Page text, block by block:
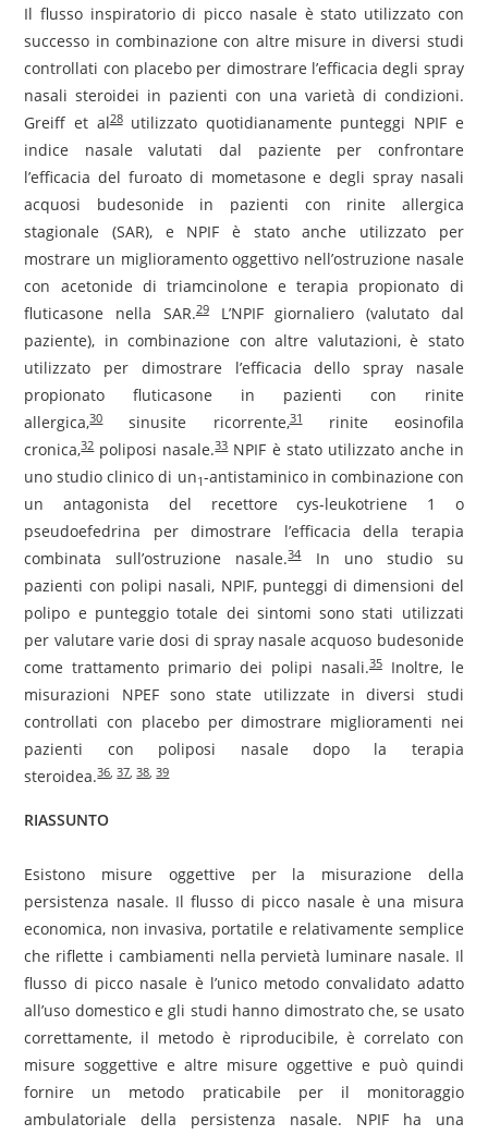
Il flusso inspiratorio di picco nasale è stato utilizzato con
successo in combinazione con altre misure in diversi studi
controllati con placebo per dimostrare l’efficacia degli spray
nasali steroidei in pazienti con una varietà di condizioni.
Greiff et al28utilizzato quotidianamente punteggi NPIF e
indice nasale valutati dal paziente per confrontare
l’efficacia del furoato di mometasone e degli spray nasali
acquosi budesonide in pazienti con rinite allergica
stagionale (SAR), e NPIF è stato anche utilizzato per
mostrare un miglioramento oggettivo nell’ostruzione nasale
con acetonide di triamcinolone e terapia propionato di
fluticasone nella SAR.29L’NPIF giornaliero (valutato dal
paziente), in combinazione con altre valutazioni, è stato
utilizzato per dimostrare l’efficacia dello spray nasale
propionato fluticasone in pazienti con rinite
allergica,30sinusite ricorrente,31rinite eosinofila
cronica,32poliposi nasale.33NPIF è stato utilizzato anche in
uno studio clinico di un1-antistaminico in combinazione con
un antagonista del recettore cys-leukotriene 1 o
pseudoefedrina per dimostrare l’efficacia della terapia
combinata sull’ostruzione nasale.34In uno studio su
pazienti con polipi nasali, NPIF, punteggi di dimensioni del
polipo e punteggio totale dei sintomi sono stati utilizzati
per valutare varie dosi di spray nasale acquoso budesonide
come trattamento primario dei polipi nasali.35Inoltre, le
misurazioni NPEF sono state utilizzate in diversi studi
controllati con placebo per dimostrare miglioramenti nei
pazienti con poliposi nasale dopo la terapia
steroidea.36,37,38,39
RIASSUNTO
Esistono misure oggettive per la misurazione della
persistenza nasale. Il flusso di picco nasale è una misura
economica, non invasiva, portatile e relativamente semplice
che riflette i cambiamenti nella pervietà luminare nasale. Il
flusso di picco nasale è l’unico metodo convalidato adatto
all’uso domestico e gli studi hanno dimostrato che, se usato
correttamente, il metodo è riproducibile, è correlato con
misure soggettive e altre misure oggettive e può quindi
fornire un metodo praticabile per il monitoraggio
ambulatoriale della persistenza nasale. NPIF ha una